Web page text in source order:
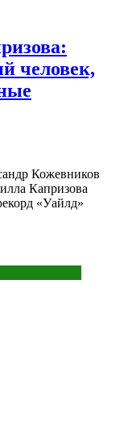
человек,
Кожевников
Капризова
«Уайлд»